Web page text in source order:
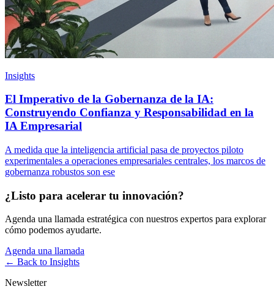
Insights
El Imperativo de la Gobernanza de la IA:
Construyendo Confianza y Responsabilidad en la
IA Empresarial
A medida que la inteligencia artificial pasa de proyectos piloto
experimentales a operaciones empresariales centrales, los marcos de
gobernanza robustos son ese
¿Listo para acelerar tu innovación?
Agenda una llamada estratégica con nuestros expertos para explorar
cómo podemos ayudarte.
Agenda una llamada
← Back to Insights
Newsletter